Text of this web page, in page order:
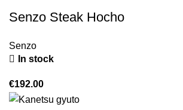
Senzo Steak Hocho
Senzo
In stock
€192.00